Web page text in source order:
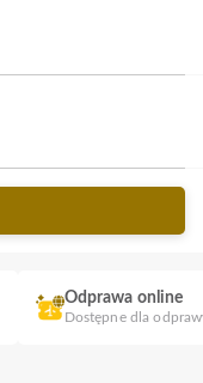
Odprawa online
Dostępne dla